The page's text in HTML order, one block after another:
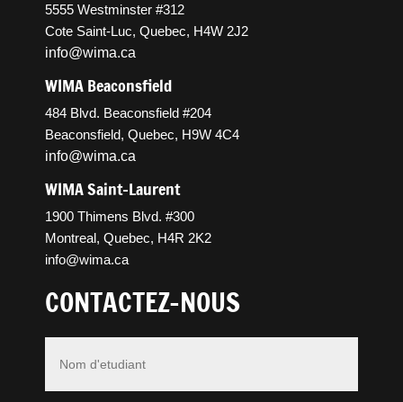
5555 Westminster #312
Cote Saint-Luc, Quebec, H4W 2J2
info@wima.ca
WIMA Beaconsfield
484 Blvd. Beaconsfield #204
Beaconsfield, Quebec, H9W 4C4
info@wima.ca
WIMA Saint-Laurent
1900 Thimens Blvd. #300
Montreal, Quebec, H4R 2K2
info@wima.ca
CONTACTEZ-NOUS